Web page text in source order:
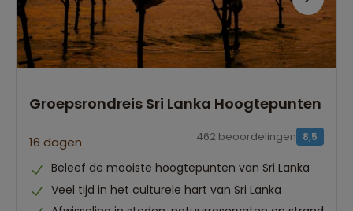
Groepsrondreis Sri Lanka Hoogtepunten
16 dagen 8,5
462 beoordelingen
Beleef de mooiste hoogtepunten van Sri Lanka
Veel tijd in het culturele hart van Sri Lanka